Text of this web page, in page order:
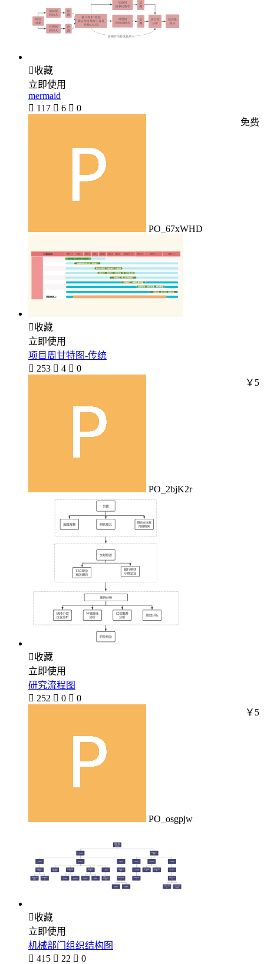
收藏
立即使用
mermaid
 117  6  0
PO_67xWHD
免费
收藏
立即使用
项目周甘特图-传统
 253  4  0
PO_2bjK2r
￥5
收藏
立即使用
研究流程图
 252  0  0
PO_osgpjw
￥5
收藏
立即使用
机械部门组织结构图
 415  22  0